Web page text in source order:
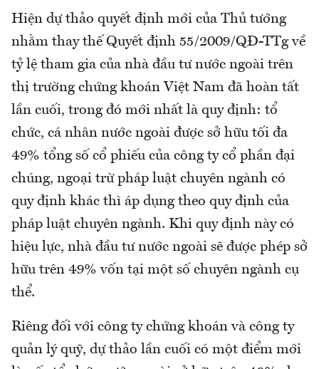
Hiện dự thảo quyết định mới của Thủ tướng
nhằm thay thế Quyết định 55/2009/QĐ-TTg về
tỷ lệ tham gia của nhà đầu tư nước ngoài trên
thị trường chứng khoán Việt Nam đã hoàn tất
lần cuối, trong đó mới nhất là quy định: tổ
chức, cá nhân nước ngoài được sở hữu tối đa
49% tổng số cổ phiếu của công ty cổ phần đại
chúng, ngoại trừ pháp luật chuyên ngành có
quy định khác thì áp dụng theo quy định của
pháp luật chuyên ngành. Khi quy định này có
hiệu lực, nhà đầu tư nước ngoài sẽ được phép sở
hữu trên 49% vốn tại một số chuyên ngành cụ
thể.
Riêng đối với công ty chứng khoán và công ty
quản lý quỹ, dự thảo lần cuối có một điểm mới